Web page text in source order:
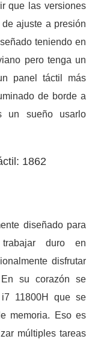
que las versiones
ajuste a presión
teniendo en
pero tenga un
panel táctil más
de borde a
un sueño usarlo
1862
diseñado para
duro en
disfrutar
su corazón se
11800H que se
memoria. Eso es
múltiples tareas